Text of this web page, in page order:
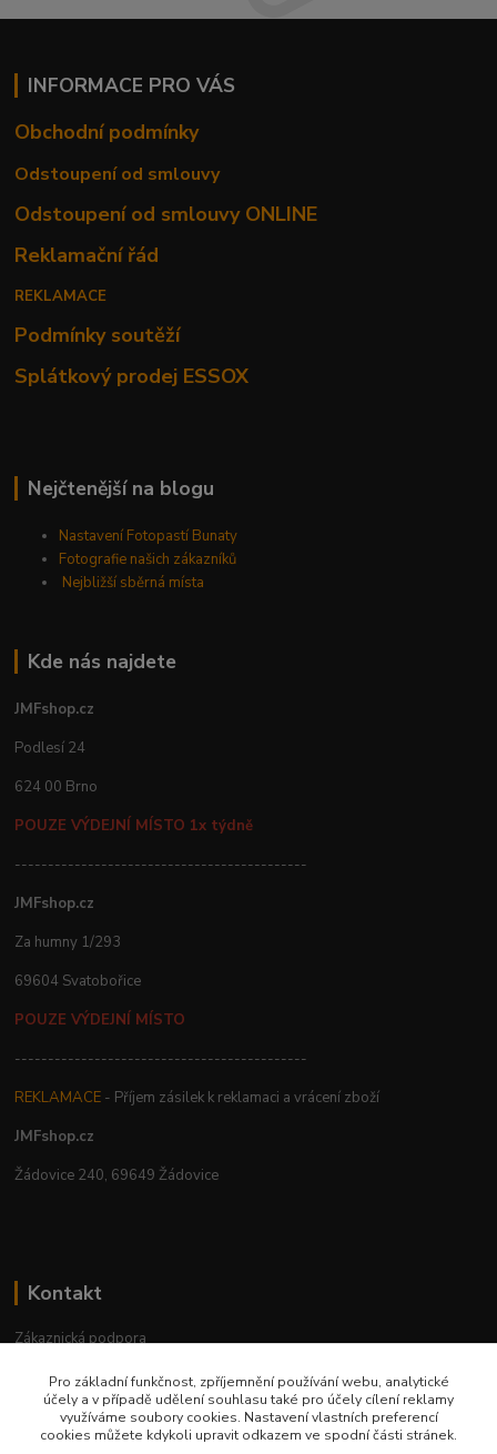
INFORMACE PRO VÁS
Obchodní podmínky
Odstoupení od smlouvy
Odstoupení od smlouvy ONLINE
Reklamační řád
REKLAMACE
Podmínky soutěží
Splátkový prodej ESSOX
Nejčtenější na blogu
Nastavení Fotopastí Bunaty
Fotografie našich zákazníků
Nejbližší sběrná místa
Kde nás najdete
JMFshop.cz
Podlesí 24
624 00 Brno
POUZE VÝDEJNÍ MÍSTO 1x týdně
--------------------------------------------
JMFshop.cz
Za humny 1/293
69604 Svatobořice
POUZE VÝDEJNÍ MÍSTO
--------------------------------------------
REKLAMACE - Příjem zásilek k reklamaci a vrácení zboží
JMFshop.cz
Žádovice 240, 69649 Žádovice
Kontakt
Zákaznická podpora
Po-Pá, 9-18 hod.
jmfshop@email.cz
Pro základní funkčnost, zpříjemnění používání webu, analytické
účely a v případě udělení souhlasu také pro účely cílení reklamy
využíváme soubory cookies. Nastavení vlastních preferencí
cookies můžete kdykoli upravit odkazem ve spodní části stránek.